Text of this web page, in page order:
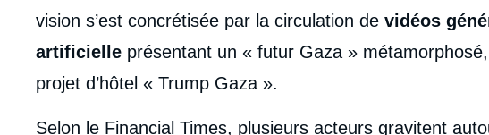
vision s’est concrétisée par la circulation de vidéos
artificielle présentant un « futur Gaza »
projet d’hôtel « Trump Gaza ».
Selon le Financial Times, plusieurs acteurs gravitent